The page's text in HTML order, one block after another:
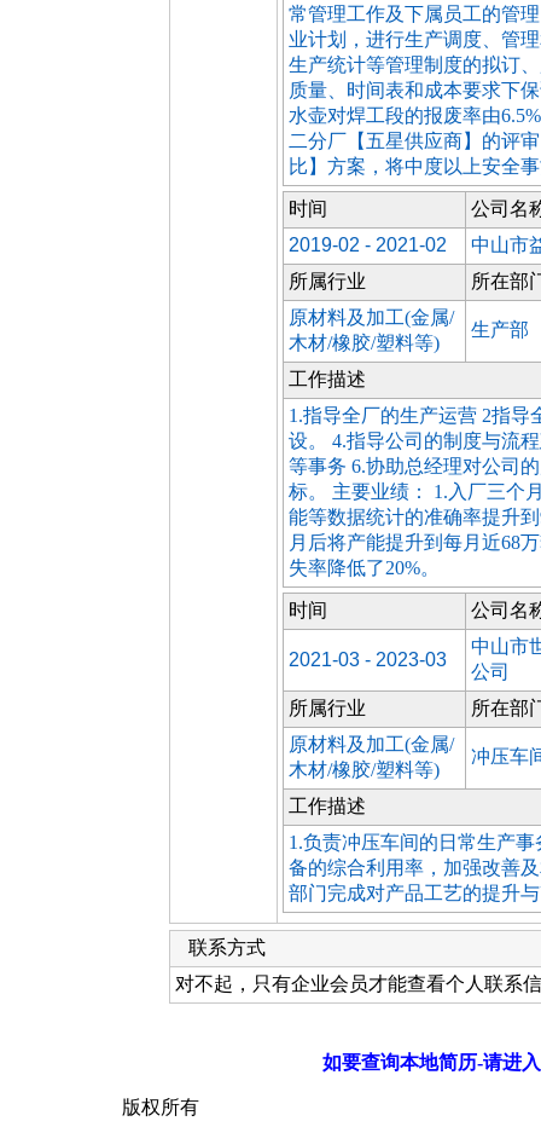
常管理工作及下属员工的管
业计划，进行生产调度、管
生产统计等管理制度的拟订
质量、时间表和成本要求下
水壶对焊工段的报废率由
二分厂【五星供应商】的评
比】方案，将中度以上安全
时间
公司名
2019-02 - 2021-02
中山市
所属行业
所在部
原材料及加工(金属/
木材/橡胶/塑料等)
生产部
工作描述
1.指导全厂的生产运营 2指导
设。 4.指导公司的制度与流
等事务 6.协助总经理对公司
标。 主要业绩： 1.入厂三个
能等数据统计的准确率提升
月后将产能提升到每月近68
失率降低了20%。
时间 公司名
2021-03 - 2023-03
中山市
公司
所属行业
所在部
原材料及加工(金属/
木材/橡胶/塑料等)
冲压车
工作描述
1.负责冲压车间的日常生产
备的综合利用率，加强改善
部门完成对产品工艺的提升
联系方式
对不起，只有企业会员才能查看个人联系
如要查询本地简历-请进
版权所有